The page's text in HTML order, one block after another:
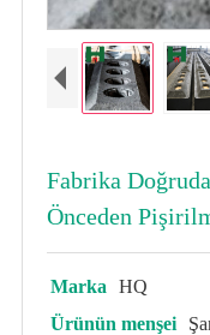
Fabrika
Önceden
Marka
HQ
Ürünün menşei